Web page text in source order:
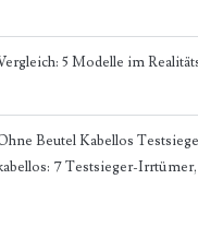
5 Modelle im
Beutel Kabellos
7 Testsieger-